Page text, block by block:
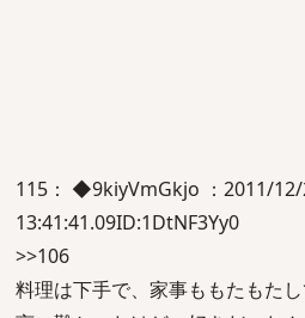
115： ◆9kiyVmGkjo ：2011/12/
13:41:41.09ID:1DtNF3Yy0
>>106
料理は下手で、家事ももたもた